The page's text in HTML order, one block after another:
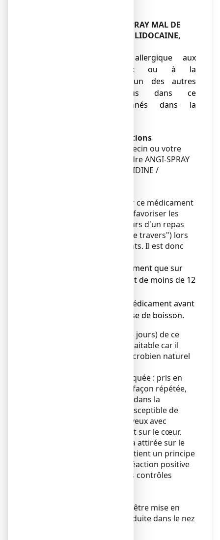
Ne prenez jamais ANGI-SPRAY MAL DE
GORGE CHLORHEXIDINE / LIDOCAINE,
● si vous êtes allergique aux
anesthésiques locaux ou à la
chlorhexidine ou à l’un des autres
composants contenus dans ce
médicament, mentionnés dans la
Avertissements et précautions
Adressez-vous à votre médecin ou votre
pharmacien avant de prendre ANGI-SPRAY
MAL DE GORGE CHLORHEXIDINE /
L'anesthésie provoquée par ce médicament
au niveau de la gorge peut favoriser les
fausses routes (toux au cours d'un repas
avec impression "d'avaler de travers") lors
de la déglutition des aliments. Il est donc
● de n'utiliser ce médicament que sur
avis médical chez l'enfant de moins de 12
● de ne pas utiliser ce médicament avant
les repas ou avant la prise de boisson.
L'usage prolongé (plus de 5 jours) de ce
médicament n'est pas souhaitable car il
peut modifier l'équilibre microbien naturel
Respecter la posologie indiquée : pris en
quantité importante ou de façon répétée,
ce médicament en passant dans la
circulation sanguine, est susceptible de
retentir sur le système nerveux avec
possibilité de convulsions et sur le cœur.
L'attention des sportifs sera attirée sur le
fait que cette spécialité contient un principe
actif pouvant induire une réaction positive
des tests pratiqués lors des contrôles
Cette spécialité ne doit pas être mise en
contact avec les yeux, introduite dans le nez